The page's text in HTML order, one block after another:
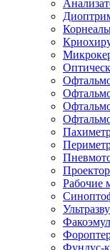
Рабочие
Фундус-